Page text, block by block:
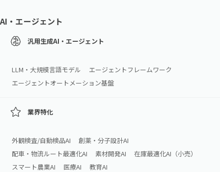
AI・エージェント
汎用生成AI・エージェント
LLM・大規模言語モデル
エージェントフレームワーク
エージェントオートメーション基盤
業界特化
外観検査/自動検品AI
創薬・分子設計AI
配車・物流ルート最適化AI
素材開発AI
在庫最適化AI（小売）
スマート農業AI
医療AI 教育AI